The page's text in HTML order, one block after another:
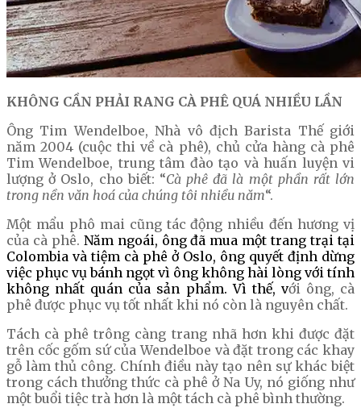
KHÔNG CẦN PHẢI RANG CÀ PHÊ QUÁ NHIỀU LẦN
Ông Tim Wendelboe, Nhà vô địch Barista Thế giới
năm 2004 (cuộc thi về cà phê), chủ cửa hàng cà phê
Tim Wendelboe, trung tâm đào tạo và huấn luyện vi
lượng ở Oslo, cho biết: “Cà phê đã là một phần rất lớn
trong nền văn hoá của chúng tôi nhiều năm“.
Một mẩu phô mai cũng tác động nhiều đến hương vị
của cà phê. Năm ngoái, ông đã mua một trang trại tại
Colombia và tiệm cà phê ở Oslo, ông quyết định dừng
việc phục vụ bánh ngọt vì ông không hài lòng với tính
không nhất quán của sản phẩm. Vì thế, với ông, cà
phê được phục vụ tốt nhất khi nó còn là nguyên chất.
Tách cà phê trông càng trang nhã hơn khi được đặt
trên cốc gốm sứ của Wendelboe và đặt trong các khay
gỗ làm thủ công. Chính điều này tạo nên sự khác biệt
trong cách thưởng thức cà phê ở Na Uy, nó giống như
một buổi tiệc trà hơn là một tách cà phê bình thường.